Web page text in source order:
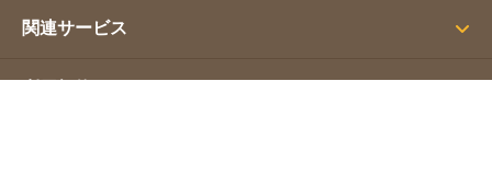
関連サービス